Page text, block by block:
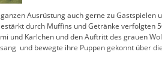
Ausrüstung auch gerne zu Gastspielen
durch Muffins und Getränke verfolgten
und Karlchen und den Auftritt des grauen
und bewegte ihre Puppen gekonnt über